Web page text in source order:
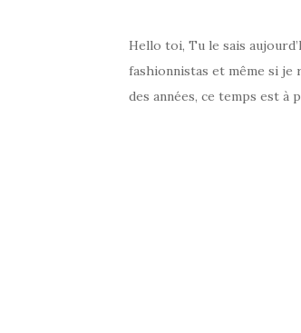
Hello toi, Tu le sais
fashionnistas et même si je
des années, ce temps est à